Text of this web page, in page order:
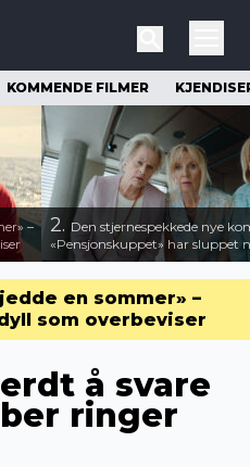
KOMMENDE FILMER
–
2. Den stjernespekkede nye
«Pensjonskuppet» har sluppet
en sommer» –
som overbeviser
å svare
ringer